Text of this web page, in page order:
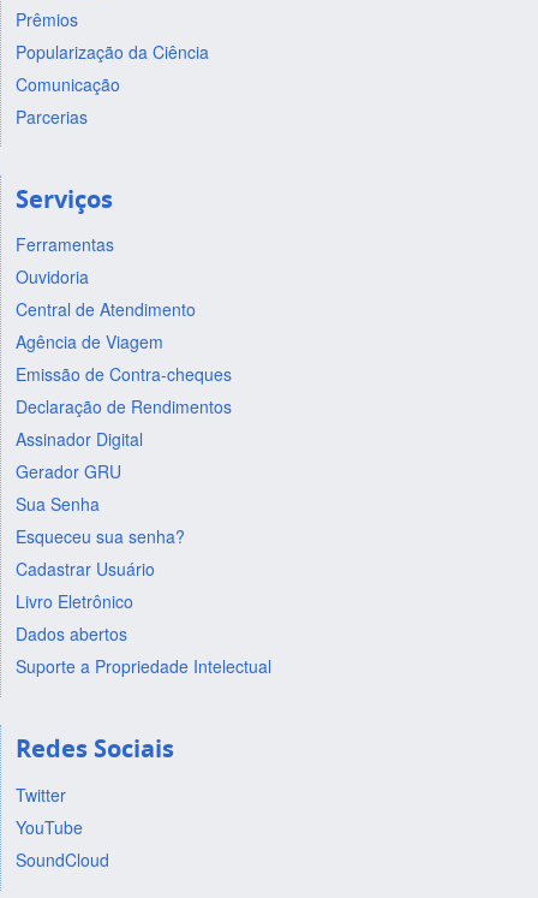
Prêmios
Popularização da Ciência
Comunicação
Parcerias
Serviços
Ferramentas
Ouvidoria
Central de Atendimento
Agência de Viagem
Emissão de Contra-cheques
Declaração de Rendimentos
Assinador Digital
Gerador GRU
Sua Senha
Esqueceu sua senha?
Cadastrar Usuário
Livro Eletrônico
Dados abertos
Suporte a Propriedade Intelectual
Redes Sociais
Twitter
YouTube
SoundCloud